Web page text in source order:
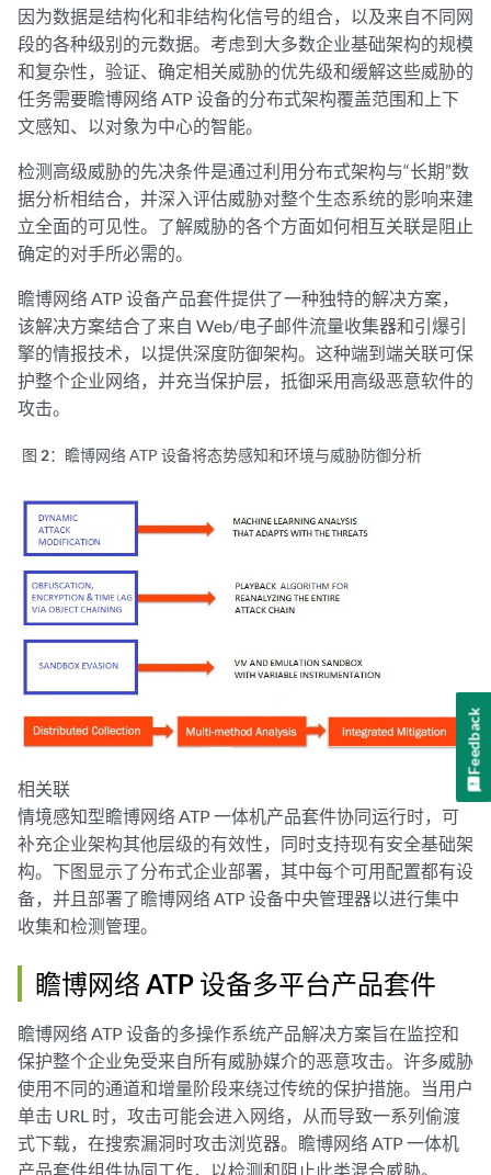
因为数据是结构化和非结构化信号的组合，以及来自不同网
段的各种级别的元数据。考虑到大多数企业基础架构的规模
和复杂性，验证、确定相关威胁的优先级和缓解这些威胁的
任务需要瞻博网络 ATP 设备的分布式架构覆盖范围和上下
文感知、以对象为中心的智能。
检测高级威胁的先决条件是通过利用分布式架构与“长期”数
据分析相结合，并深入评估威胁对整个生态系统的影响来建
立全面的可见性。了解威胁的各个方面如何相互关联是阻止
确定的对手所必需的。
瞻博网络 ATP 设备产品套件提供了一种独特的解决方案，
该解决方案结合了来自 Web/电子邮件流量收集器和引爆引
擎的情报技术，以提供深度防御架构。这种端到端关联可保
护整个企业网络，并充当保护层，抵御采用高级恶意软件的
攻击。
图 2： 瞻博网络 ATP 设备将态势感知和环境与威胁防御分析
相关联
情境感知型瞻博网络 ATP 一体机产品套件协同运行时，可
补充企业架构其他层级的有效性，同时支持现有安全基础架
构。下图显示了分布式企业部署，其中每个可用配置都有设
备，并且部署了瞻博网络 ATP 设备中央管理器以进行集中
收集和检测管理。
瞻博网络 ATP 设备多平台产品套件
瞻博网络 ATP 设备的多操作系统产品解决方案旨在监控和
保护整个企业免受来自所有威胁媒介的恶意攻击。许多威胁
使用不同的通道和增量阶段来绕过传统的保护措施。当用户
单击 URL 时，攻击可能会进入网络，从而导致一系列偷渡
式下载，在搜索漏洞时攻击浏览器。瞻博网络 ATP 一体机
产品套件组件协同工作，以检测和阻止此类混合威胁。
Feedback